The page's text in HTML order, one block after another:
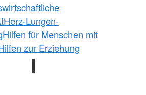
Herz-Lungen-
Hilfen für Menschen mit
zur Erziehung
I